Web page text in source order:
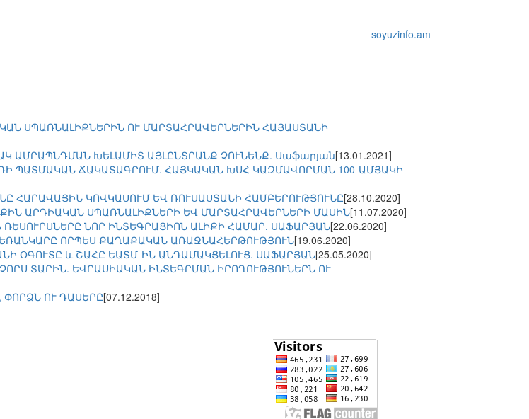
soyuzinfo.am
ՍՊԱՌՆԱԼԻՔՆԵՐԻՆ ՈՒ ՄԱՐՏԱՀՐԱՎԵՐՆԵՐԻՆ ՀԱՅԱՍՏԱՆԻ
ԱՄՐԱՊՆԴՄԱՆ ԽԵԼԱՄԻՏ ԱՅԼԸՆՏՐԱՆՔ ՉՈՒՆԵՆՔ. Սաֆարյան[13.01.2021]
ՊԱՏՄԱԿԱՆ ՃԱԿԱՏԱԳՐՈՒՄ. ՀԱՅԿԱԿԱՆ ԽՍՀ ԿԱԶՄԱՎՈՐՄԱՆ 100-ԱՄՅԱԿԻ
ՀԱՐԱՎԱՅԻՆ ԿՈՎԿԱՍՈՒՄ ԵՎ ՌՈՒՍԱՍՏԱՆԻ ՀԱՄԲԵՐՈՒԹՅՈՒՆԸ[28.10.2020]
ԱՐԴԻԱԿԱՆ ՍՊԱՌՆԱԼԻՔՆԵՐԻ ԵՎ ՄԱՐՏԱՀՐԱՎԵՐՆԵՐԻ ՄԱՍԻՆ[11.07.2020]
ՆՈՐ ԻՆՏԵԳՐԱՑԻՈՆ ԱԼԻՔԻ ՀԱՄԱՐ. ՍԱՖԱՐՅԱՆ[22.06.2020]
ՈՐՊԵՍ ՔԱՂԱՔԱԿԱՆ ԱՌԱՋՆԱՀԵՐԹՈՒԹՅՈՒՆ[19.06.2020]
ՕԳՈՒՏԸ և ՇԱՀԸ ԵԱՏՄ-ԻՆ ԱՆԴԱՄԱԿՑԵԼՈՒՑ. ՍԱՖԱՐՅԱՆ[25.05.2020]
ՏԱՐԻՆ. ԵՎՐԱՍԻԱԿԱՆ ԻՆՏԵԳՐՄԱՆ ԻՐՈՂՈՒԹՅՈՒՆԵՐՆ ՈՒ
ՈՒ ԴԱՍԵՐԸ[07.12.2018]